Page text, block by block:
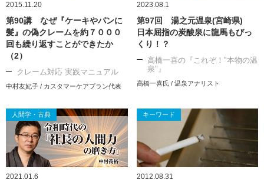
2015.11.20
第90講 なぜ『ケーキやパンに
髪』の偽クレームを約７０００
回も繰り返すことができたか
（2）
クレーム対応 実践マニュアル
中村友妃子 / カスタマーケアプラン代表
2023.08.1
第97回 湯之元温泉(宮崎県)
日本屈指の炭酸泉に龍馬もびっ
くり！？
高橋一喜の『これぞ！"本物の温
泉"』
高橋一喜氏 / 温泉アナリスト
人間学・古典
2021.01.6
キーワード
2012.08.31